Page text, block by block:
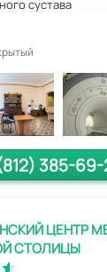
сустава
385-
ЦЕНТР
СТОЛИЦЫ